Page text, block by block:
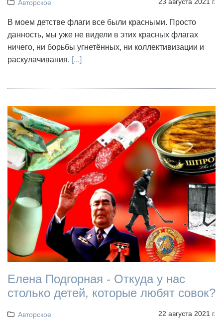
Авторское
В моем детстве флаги все были красными. Просто
данность, мы уже не видели в этих красных флагах
ничего, ни борьбы угнетённых, ни коллективизации и
раскулачивания. [...]
Елена Подгорная - Откуда у нас
столько детей, которые любят совок?
Авторское 22 августа 2021 г.